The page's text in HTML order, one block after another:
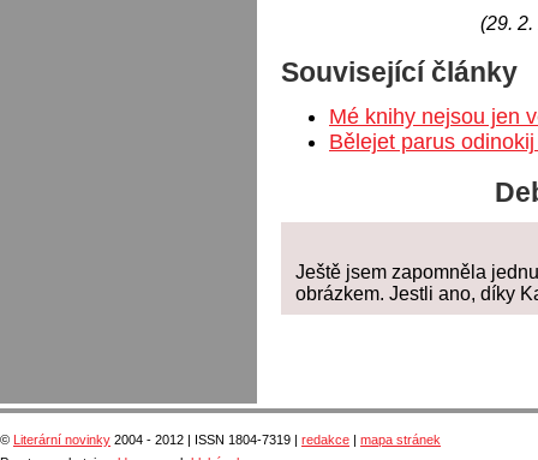
(29.
Související články
Mé knihy nejsou jen
Bělejet parus
Ještě jsem zapomněla
obrázkem. Jestli ano, díky
© Literární novinky 2004 - 2012 | ISSN 1804-7319 | redakce
mapa stránek